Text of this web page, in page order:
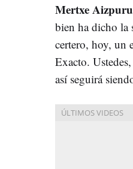
Mertxe
bien ha dicho la
certero, hoy, un
Exacto.
así seguirá